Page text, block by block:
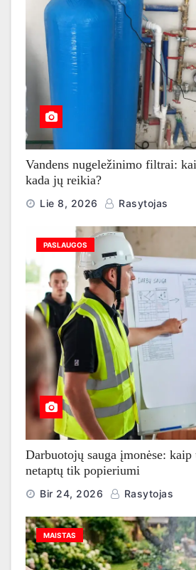
Vandens nugeležinimo filtrai:
kada jų reikia?
Lie 8, 2026 Rasytojas
PASLAUGOS
Darbuotojų sauga įmonėse:
netaptų tik popieriumi
Bir 24, 2026 Rasytojas
MAISTAS